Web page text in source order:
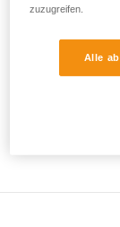
des Halbseils
hintereinander
reduzieren.
Achtung, dies
einen harten
zuzugreifen.
Alle